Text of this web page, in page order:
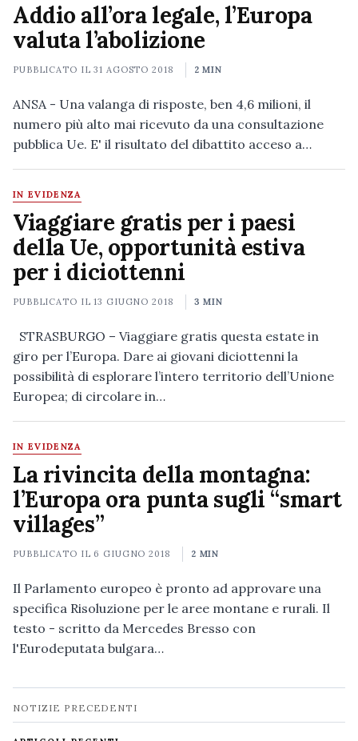
Addio all’ora legale, l’Europa
valuta l’abolizione
PUBBLICATO IL31 AGOSTO 2018 2 MIN
ANSA - Una valanga di risposte, ben 4,6 milioni, il
numero più alto mai ricevuto da una consultazione
pubblica Ue. E' il risultato del dibattito acceso a…
IN EVIDENZA
Viaggiare gratis per i paesi
della Ue, opportunità estiva
per i diciottenni
PUBBLICATO IL13 GIUGNO 2018 3 MIN
STRASBURGO – Viaggiare gratis questa estate in
giro per l’Europa. Dare ai giovani diciottenni la
possibilità di esplorare l’intero territorio dell’Unione
Europea; di circolare in…
IN EVIDENZA
La rivincita della montagna:
l’Europa ora punta sugli “smart
villages”
PUBBLICATO IL 6 GIUGNO 2018 2 MIN
Il Parlamento europeo è pronto ad approvare una
specifica Risoluzione per le aree montane e rurali. Il
testo - scritto da Mercedes Bresso con
l'Eurodeputata bulgara…
Navigazione
notizie
NOTIZIE PRECEDENTI